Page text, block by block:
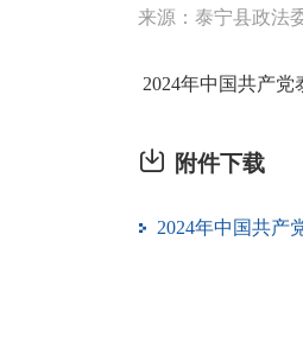
来源：泰宁县政法
2024年中国共产
附件下载
2024年中国共产